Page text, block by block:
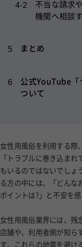
4-2
不当な請求
機関へ相談
5 まとめ
6
公式YouTube「
ついて
女性用風俗を利用する際
「トラブルに巻き込ま
もいるのではないでしょ
る方の中には、「どんな
ポイントは?」と不安を
女性用風俗業界には、残
店舗や、利用者側が知ら
す。これらの地雷を避け